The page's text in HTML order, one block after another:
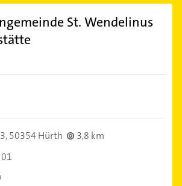
St. Wendelinus
50354 Hürth
3,8 km